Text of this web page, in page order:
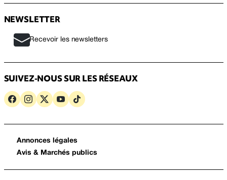
NEWSLETTER
Recevoir les newsletters
SUIVEZ-NOUS SUR LES RÉSEAUX
Annonces légales
Avis & Marchés publics